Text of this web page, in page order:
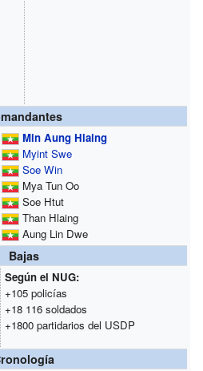
Min Aung Hlaing
Myint Swe
Soe Win
Mya Tun Oo
Soe Htut
Than Hlaing
Aung Lin Dwe
Bajas
Según el NUG:
+105 policías
+18 116 soldados
+1800 partidarios del USDP